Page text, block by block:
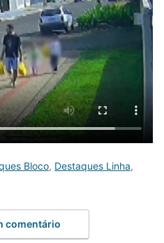
Bloco, Destaques Linha,
comentário